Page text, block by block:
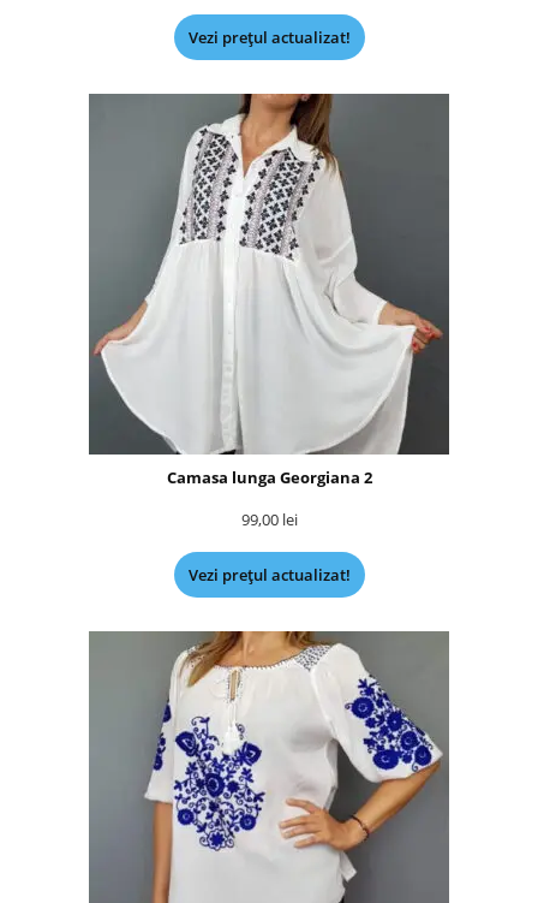
Vezi prețul actualizat!
Camasa lunga Georgiana 2
99,00 lei
Vezi prețul actualizat!